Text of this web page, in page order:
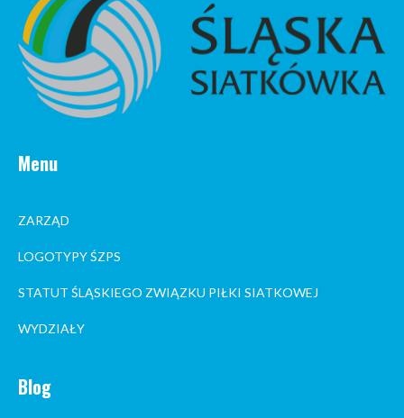
Menu
ZARZĄD
LOGOTYPY ŚZPS
STATUT ŚLĄSKIEGO ZWIĄZKU PIŁKI SIATKOWEJ
WYDZIAŁY
Blog